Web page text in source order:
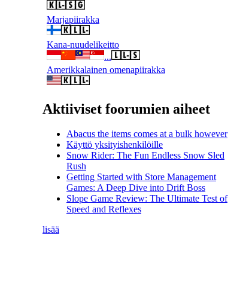
Marjapiirakka
Kana-nuudelikeitto
...
Amerikkalainen omenapiirakka
Aktiiviset foorumien aiheet
Abacus the items comes at a bulk however
Käyttö yksityishenkilöille
Snow Rider: The Fun Endless Snow Sled
Rush
Getting Started with Store Management
Games: A Deep Dive into Drift Boss
Slope Game Review: The Ultimate Test of
Speed and Reflexes
lisää